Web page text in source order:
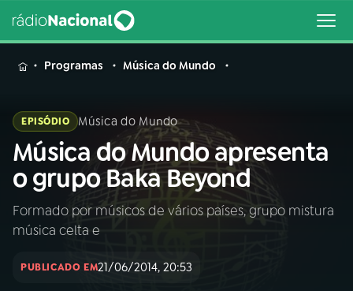
MENU
Buscar
na
Rádio
Nacional
Buscar
Programas Música do Mundo
EPISÓDIO Música do Mundo
Música do Mundo apresenta
o grupo Baka Beyond
Formado por músicos de vários países, grupo mistura
música celta e
PUBLICADO EM21/06/2014, 20:53